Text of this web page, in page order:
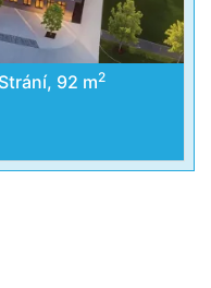
92 m2